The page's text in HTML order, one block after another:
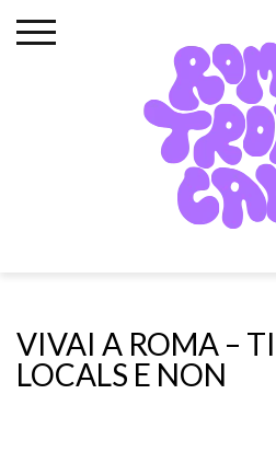
to
VIVAI A ROMA –
LOCALS E NON